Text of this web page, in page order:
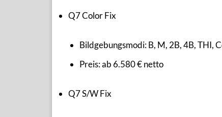
Q7 Color Fix
Bildgebungsmodi: B, M, 2B, 4B, THI,
Preis: ab 6.580 € netto
Q7 S/W Fix